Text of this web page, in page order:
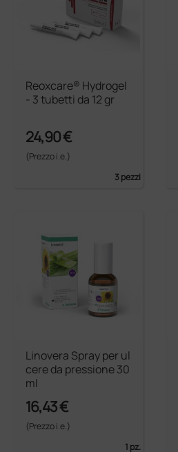
Reoxcare® Hydrogel
- 3 tubetti da 12 gr
24,90 €
(Prezzo i.e.)
3 pezzi
Linovera Spray per ul
cere da pressione 30
ml
16,43 €
(Prezzo i.e.)
1 pz.